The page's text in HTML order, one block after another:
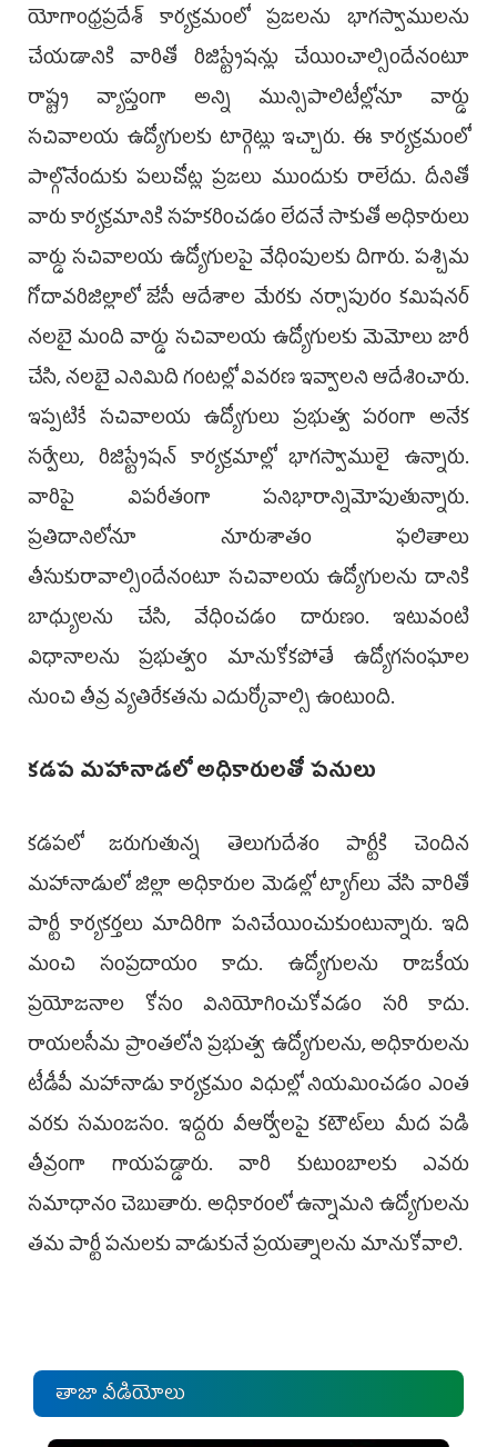
యోగాంధ్రప్రదేశ్ కార్యక్రమంలో ప్రజలను భాగస్వాములను
చేయడానికి వారితో రిజిస్ట్రేషన్లు చేయించాల్సిందేనంటూ
రాష్ట్ర వ్యాప్తంగా అన్ని మున్సిపాలిటీల్లోనూ వార్డు
సచివాలయ ఉద్యోగులకు టార్గెట్లు ఇచ్చారు. ఈ కార్యక్రమంలో
పాల్గొనేందుకు పలుచోట్ల ప్రజలు ముందుకు రాలేదు. దీనితో
వారు కార్యక్రమానికి సహకరించడం లేదనే సాకుతో అధికారులు
వార్డు సచివాలయ ఉద్యోగులపై వేధింపులకు దిగారు. పశ్చిమ
గోదావరిజిల్లాలో జేసీ ఆదేశాల మేరకు నర్సాపురం కమిషనర్
నలబై మంది వార్డు సచివాలయ ఉద్యోగులకు మెమోలు జారీ
చేసి, నలబై ఎనిమిది గంటల్లో వివరణ ఇవ్వాలని ఆదేశించారు.
ఇప్పటికే సచివాలయ ఉద్యోగులు ప్రభుత్వ పరంగా అనేక
సర్వేలు, రిజిస్ట్రేషన్ కార్యక్రమాల్లో భాగస్వాములై ఉన్నారు.
వారిపై విపరీతంగా పనిభారాన్నిమోపుతున్నారు.
ప్రతిదానిలోనూ నూరుశాతం ఫలితాలు
తీసుకురావాల్సిందేనంటూ సచివాలయ ఉద్యోగులను దానికి
బాధ్యులను చేసి, వేధించడం దారుణం. ఇటువంటి
విధానాలను ప్రభుత్వం మానుకోకపోతే ఉద్యోగసంఘాల
నుంచి తీవ్ర వ్యతిరేకతను ఎదుర్కోవాల్సి ఉంటుంది.
కడప మహానాడలో అధికారులతో పనులు
కడపలో జరుగుతున్న తెలుగుదేశం పార్టీకి చెందిన
మహానాడులో జిల్లా అధికారుల మెడల్లో ట్యాగ్‌లు వేసి వారితో
పార్టీ కార్యకర్తలు మాదిరిగా పనిచేయించుకుంటున్నారు. ఇది
మంచి సంప్రదాయం కాదు. ఉద్యోగులను రాజకీయ
ప్రయోజనాల కోసం వినియోగించుకోవడం సరి కాదు.
రాయలసీమ ప్రాంతలోని ప్రభుత్వ ఉద్యోగులను, అధికారులను
టీడీపీ మహానాడు కార్యక్రమం విధుల్లో నియమించడం ఎంత
వరకు సమంజసం. ఇద్దరు వీఆర్వోలపై కటౌట్‌లు మీద పడి
తీవ్రంగా గాయపడ్డారు. వారి కుటుంబాలకు ఎవరు
సమాధానం చెబుతారు. అధికారంలో ఉన్నామని ఉద్యోగులను
తమ పార్టీ పనులకు వాడుకునే ప్రయత్నాలను మానుకోవాలి.
తాజా వీడియోలు